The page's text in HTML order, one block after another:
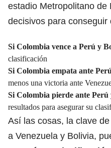
estadio Metropolitano de
decisivos para conseguir
Si Colombia vence a Perú y
clasificación
Si Colombia empata ante
menos una victoria ante
Si Colombia pierde ante Perú
resultados para asegurar su
Así las cosas, la clave
a Venezuela y Bolivia,